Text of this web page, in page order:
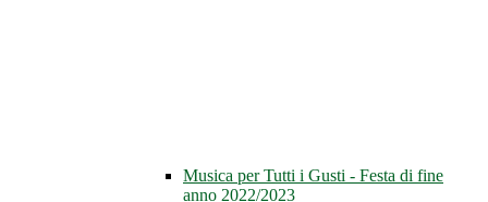
Musica per Tutti i Gusti - Festa di fine
anno 2022/2023